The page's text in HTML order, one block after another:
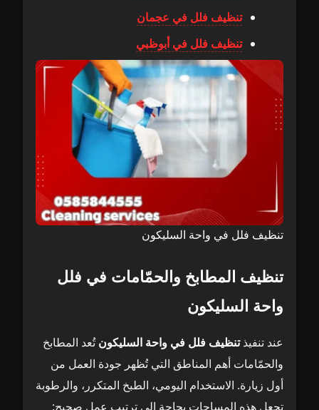
تنظيف فلل في عجمان
تنظيف فلل في أبوظبي
تنظيف فلل في واحة السليكون
تنظيف المطابخ والحمّامات في فلل
واحة السليكون
عند تنفيذتنظيف فلل في واحة السليكونتُعد المطابخ
والحمّامات أهم المناطق التي تُظهر جودة العمل من
أول زيارة. الاستخدام اليومي، الطبخ المتكرر، والرطوبة
تجعل هذه المساحات بحاجة إلى ترتيب عمل صحيح: